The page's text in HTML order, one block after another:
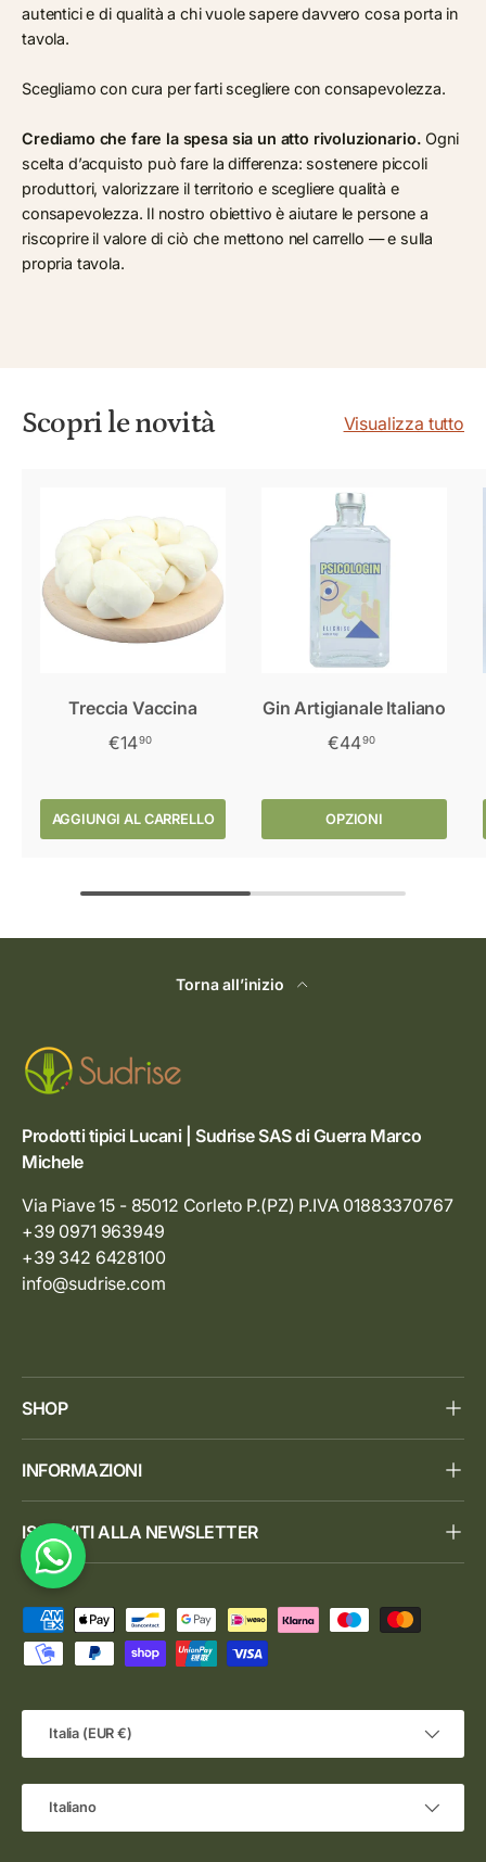
autentici e di qualità a chi vuole sapere davvero cosa porta in
tavola.
Scegliamo con cura per farti scegliere con consapevolezza.
Crediamo che fare la spesa sia un atto rivoluzionario.Ogni
scelta d’acquisto può fare la differenza: sostenere piccoli
produttori, valorizzare il territorio e scegliere qualità e
consapevolezza. Il nostro obiettivo è aiutare le persone a
riscoprire il valore di ciò che mettono nel carrello — e sulla
propria tavola.
Scopri le novità Visualizza tutto
Treccia Vaccina
€1490
AGGIUNGI AL CARRELLO
Gin Artigianale Italiano
€4490
OPZIONI
Torna all’inizio
Prodotti tipici Lucani | Sudrise SAS di Guerra Marco
Michele
Via Piave 15 - 85012 Corleto P.(PZ) P.IVA 01883370767
+39 0971 963949
+39 342 6428100
info@sudrise.com
SHOP
INFORMAZIONI
ISCRIVITI ALLA NEWSLETTER
Metodi di pagamento accettati
Italia (EUR €)
Italiano